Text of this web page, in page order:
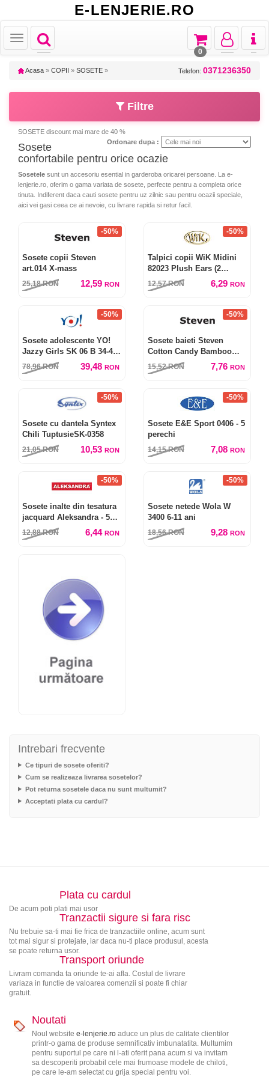
E-LENJERIE.RO
Toggle
navigation
Toggle
Toggle
navigation
Toggle
navigation
Toggle
navigation
0
Acasa » COPII » SOSETE » Telefon: 0371236350
Filtre
SOSETE discount mai mare de 40 %
Ordonare dupa :
Sosete
confortabile pentru orice ocazie
Sosetele sunt un accesoriu esential in garderoba oricarei persoane. La e-
lenjerie.ro, oferim o gama variata de sosete, perfecte pentru a completa orice
tinuta. Indiferent daca cauti sosete pentru uz zilnic sau pentru ocazii speciale,
aici vei gasi ceea ce ai nevoie, cu livrare rapida si retur facil.
-50%
Sosete copii Steven
art.014 X-mass
25,18RON 12,59 RON
-50%
Talpici copii WiK Midini
82023 Plush Ears (2
perechi)
12,57RON 6,29 RON
-50%
Sosete adolescente YO!
Jazzy Girls SK 06 B 34-42
(6 perechi)
78,96RON 39,48 RON
-50%
Sosete baieti Steven
Cotton Candy Bamboo
art.145
15,52RON 7,76 RON
-50%
Sosete cu dantela Syntex
Chili TuptusieSK-0358
21,05RON 10,53 RON
-50%
Sosete E&E Sport 0406 - 5
perechi
14,15RON 7,08 RON
-50%
Sosete inalte din tesatura
jacquard Aleksandra - 5
perechi
12,88RON 6,44 RON
-50%
Sosete netede Wola W
3400 6-11 ani
18,56RON 9,28 RON
Intrebari frecvente
Ce tipuri de sosete oferiti?
Cum se realizeaza livrarea sosetelor?
Pot returna sosetele daca nu sunt multumit?
Acceptati plata cu cardul?
Plata cu cardul
De acum poti plati mai usor
Tranzactii sigure si fara risc
Nu trebuie sa-ti mai fie frica de tranzactiile online, acum sunt
tot mai sigur si protejate, iar daca nu-ti place produsul, acesta
se poate returna usor.
Transport oriunde
Livram comanda ta oriunde te-ai afla. Costul de livrare
variaza in functie de valoarea comenzii si poate fi chiar
gratuit.
Noutati
Noul website e-lenjerie.roaduce un plus de calitate clientilor
printr-o gama de produse semnificativ imbunatatita. Multumim
pentru suportul pe care ni l-ati oferit pana acum si va invitam
sa descoperiti probabil cele mai frumoase modele de chiloti,
pe care le-am selectat cu grija special pentru voi.